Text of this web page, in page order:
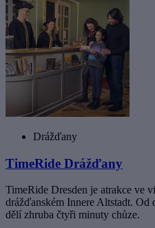
Drážďany
TimeRide Drážďany
TimeRide Dresden je atrakce ve
drážďanském Innere Altstadt. Od
dělí zhruba čtyři minuty chůze.